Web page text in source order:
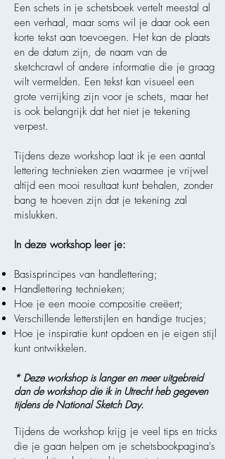
Een schets in je schetsboek vertelt meestal al
een verhaal, maar soms wil je daar ook een
korte tekst aan toevoegen. Het kan de plaats
en de datum zijn, de naam van de
sketchcrawl of andere informatie die je graag
wilt vermelden. Een tekst kan visueel een
grote verrijking zijn voor je schets, maar het
is ook belangrijk dat het niet je tekening
verpest.
Tijdens deze workshop laat ik je een aantal
lettering technieken zien waarmee je vrijwel
altijd een mooi resultaat kunt behalen, zonder
bang te hoeven zijn dat je tekening zal
mislukken.
In deze workshop leer je:
Basisprincipes van handlettering;
Handlettering technieken;
Hoe je een mooie compositie creëert;
Verschillende letterstijlen en handige trucjes;
Hoe je inspiratie kunt opdoen en je eigen stijl
kunt ontwikkelen.
* Deze workshop is langer en meer uitgebreid
dan de workshop die ik in Utrecht heb gegeven
tijdens de National Sketch Day.
Tijdens de workshop krijg je veel tips en tricks
die je gaan helpen om je schetsbookpagina's